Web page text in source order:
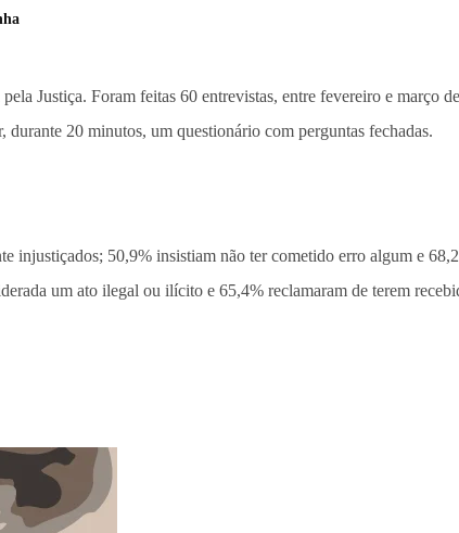
Justiça. Foram feitas 60 entrevistas, entre fevereiro e março
20 minutos, um questionário com perguntas fechadas.
injustiçados; 50,9% insistiam não ter cometido erro algum e
um ato ilegal ou ilícito e 65,4% reclamaram de terem